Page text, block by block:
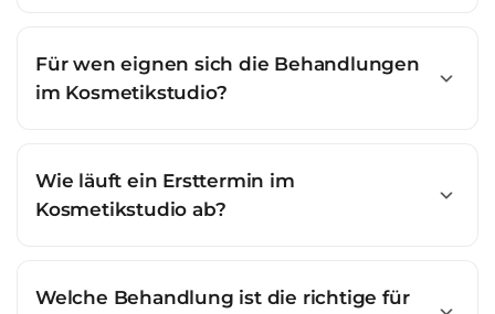
Für wen eignen sich die Behandlungen
im Kosmetikstudio?
Wie läuft ein Ersttermin im
Kosmetikstudio ab?
Welche Behandlung ist die richtige für